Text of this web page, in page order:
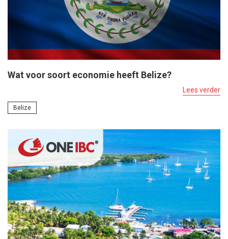
Wat voor soort economie heeft Belize?
Lees verder
Belize